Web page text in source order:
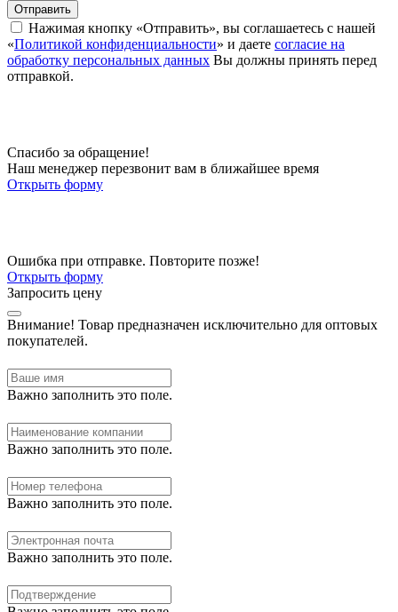
Отправить
Нажимая кнопку «Отправить», вы соглашаетесь с нашей
«Политикой конфиденциальности» и даете согласие на
обработку персональных данных Вы должны принять перед
отправкой.
Спасибо за обращение!
Наш менеджер перезвонит вам в ближайшее время
Открыть форму
Ошибка при отправке. Повторите позже!
Открыть форму
Запросить цену
Внимание! Товар предназначен исключительно для оптовых
покупателей.
Важно заполнить это поле.
Важно заполнить это поле.
Важно заполнить это поле.
Важно заполнить это поле.